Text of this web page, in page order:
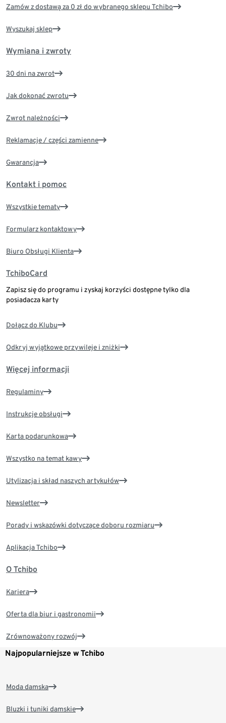
Zamów z dostawą za 0 zł do wybranego sklepu Tchibo
Wyszukaj sklep
Wymiana i zwroty
30 dni na zwrot
Jak dokonać zwrotu
Zwrot należności
Reklamacje / części zamienne
Gwarancja
Kontakt i pomoc
Wszystkie tematy
Formularz kontaktowy
Biuro Obsługi Klienta
TchiboCard
Zapisz się do programu i zyskaj korzyści dostępne tylko dla
posiadacza karty
Dołącz do Klubu
Odkryj wyjątkowe przywileje i zniżki
Więcej informacji
Regulaminy
Instrukcje obsługi
Karta podarunkowa
Wszystko na temat kawy
Utylizacja i skład naszych artykułów
Newsletter
Porady i wskazówki dotyczące doboru rozmiaru
Aplikacja Tchibo
O Tchibo
Kariera
Oferta dla biur i gastronomii
Zrównoważony rozwój
Najpopularniejsze w Tchibo
Moda damska
Bluzki i tuniki damskie